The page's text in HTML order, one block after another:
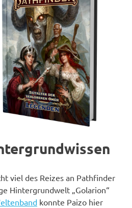
viel des Reizes an Pathfinder
Hintergrundwelt „Golarion“
konnte Paizo hier